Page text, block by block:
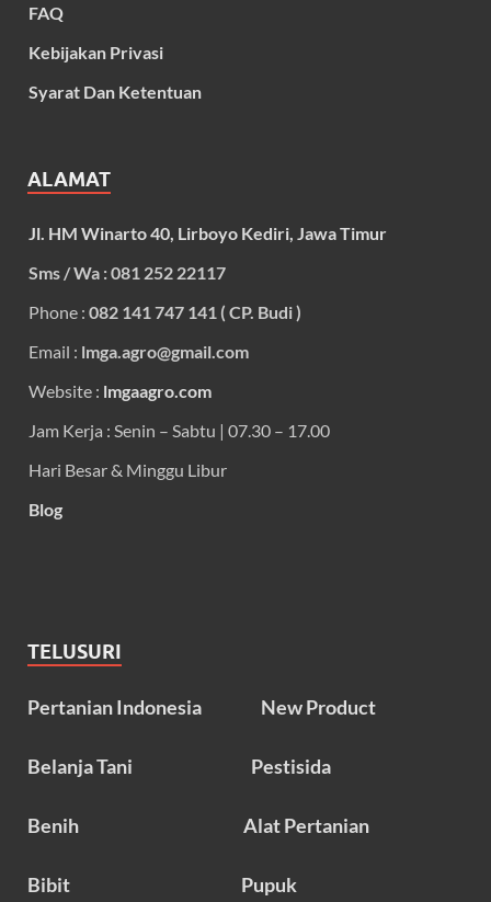
FAQ
Kebijakan Privasi
Syarat Dan Ketentuan
ALAMAT
Jl. HM Winarto 40, Lirboyo Kediri, Jawa Timur
Sms / Wa : 081 252 22117
Phone : 082 141 747 141 ( CP. Budi )
Email : lmga.agro@gmail.com
Website : lmgaagro.com
Jam Kerja : Senin – Sabtu | 07.30 – 17.00
Hari Besar & Minggu Libur
Blog
TELUSURI
Pertanian Indonesia New Product
Belanja Tani Pestisida
Benih Alat Pertanian
Bibit Pupuk